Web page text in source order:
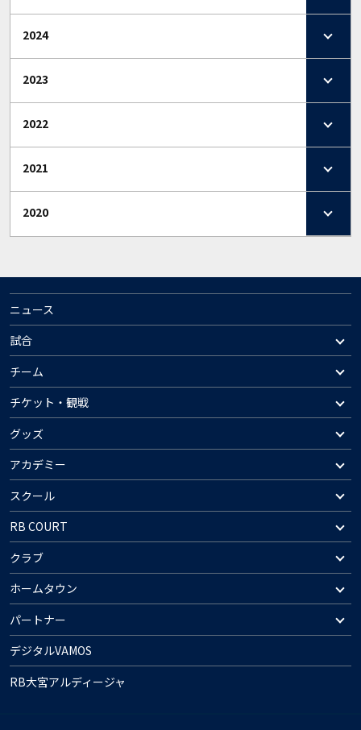
2024
2023
2022
2021
2020
ニュース
試合
チーム
チケット・観戦
グッズ
アカデミー
スクール
RB COURT
クラブ
ホームタウン
パートナー
デジタルVAMOS
RB大宮アルディージャ